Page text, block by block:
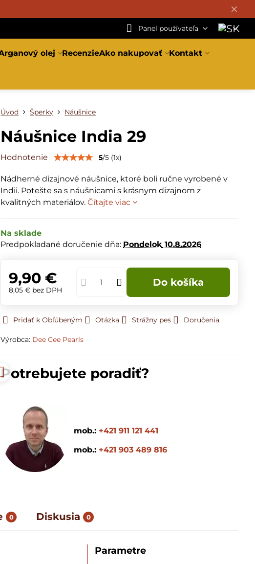
✕
Panel používateľa
olej RecenzieAko nakupovať Kontakt
Úvod Šperky Náušnice
Náušnice India 29
Hodnotenie 5/5 (1x)
Nádherné dizajnové náušnice, ktoré boli ručne vyrobené v
Indii. Potešte sa s náušnicami s krásnym dizajnom z
kvalitných materiálov.Čítajte viac
Na sklade
Predpokladané doručenie dňa: Pondelok 10.8.2026
9,90 €
8,05 € bez DPH
Do košíka
Pridať k Obľúbeným Otázka Strážny pes Doručenia
Výrobca: Dee Cee Pearls
Potrebujete poradiť?
mob.: +421 911 121 441
mob.: +421 903 489 816
0 Diskusia 0
Parametre